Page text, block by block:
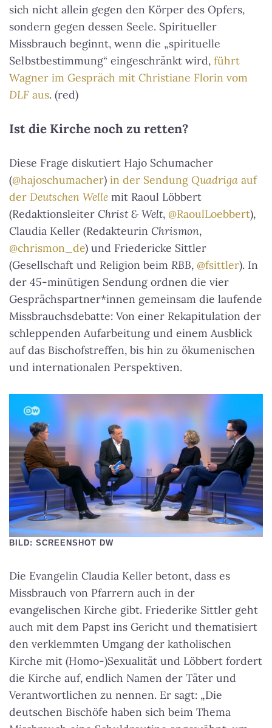
sich nicht allein gegen den Körper des Opfers,
sondern gegen dessen Seele. Spiritueller
Missbrauch beginnt, wenn die „spirituelle
Selbstbestimmung“ eingeschränkt wird, führt
Wagner im Gespräch mit Christiane Florin vom
DLF aus. (red)
Ist die Kirche noch zu retten?
Diese Frage diskutiert Hajo Schumacher
(@hajoschumacher) in der Sendung Quadriga auf
der Deutschen Welle mit Raoul Löbbert
(Redaktionsleiter Christ & Welt, @RaoulLoebbert),
Claudia Keller (Redakteurin Chrismon,
@chrismon_de) und Friedericke Sittler
(Gesellschaft und Religion beim RBB, @fsittler). In
der 45-minütigen Sendung ordnen die vier
Gesprächspartner*innen gemeinsam die laufende
Missbrauchsdebatte: Von einer Rekapitulation der
schleppenden Aufarbeitung und einem Ausblick
auf das Bischofstreffen, bis hin zu ökumenischen
und internationalen Perspektiven.
BILD: SCREENSHOT DW
Die Evangelin Claudia Keller betont, dass es
Missbrauch von Pfarrern auch in der
evangelischen Kirche gibt. Friederike Sittler geht
auch mit dem Papst ins Gericht und thematisiert
den verklemmten Umgang der katholischen
Kirche mit (Homo-)Sexualität und Löbbert fordert
die Kirche auf, endlich Namen der Täter und
Verantwortlichen zu nennen. Er sagt: „Die
deutschen Bischöfe haben sich beim Thema